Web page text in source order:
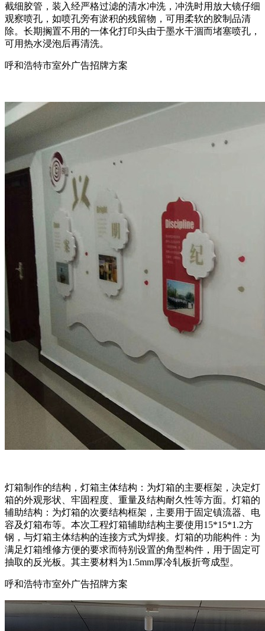
截细胶管，装入经严格过滤的清水冲洗，冲洗时用放大镜仔细
观察喷孔，如喷孔旁有淤积的残留物，可用柔软的胶制品清
除。长期搁置不用的一体化打印头由于墨水干涸而堵塞喷孔，
可用热水浸泡后再清洗。
呼和浩特市室外广告招牌方案
灯箱制作的结构，灯箱主体结构：为灯箱的主要框架，决定灯
箱的外观形状、牢固程度、重量及结构耐久性等方面。灯箱的
辅助结构：为灯箱的次要结构框架，主要用于固定镇流器、电
容及灯箱布等。本次工程灯箱辅助结构主要使用15*15*1.2方
钢，与灯箱主体结构的连接方式为焊接。灯箱的功能构件：为
满足灯箱维修方便的要求而特别设置的角型构件，用于固定可
抽取的反光板。其主要材料为1.5mm厚冷轧板折弯成型。
呼和浩特市室外广告招牌方案